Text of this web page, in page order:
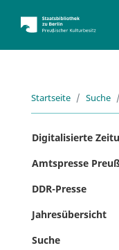
Startseite Suche
Digitalisierte
Amtspresse
DDR-Presse
Jahresübersicht
Suche